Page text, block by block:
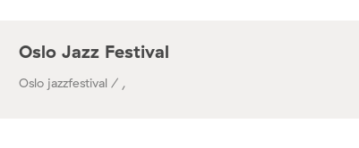
Oslo Jazz Festival
Oslo jazzfestival / ,